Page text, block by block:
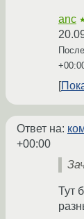
anc
Ответ на:
+00:00
Тут